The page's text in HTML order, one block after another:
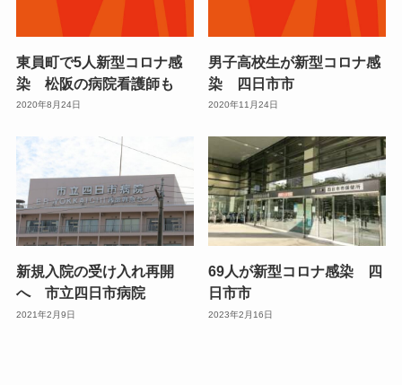
東員町で5人新型コロナ感
染 松阪の病院看護師も
2020年8月24日
男子高校生が新型コロナ感
染 四日市市
2020年11月24日
新規入院の受け入れ再開
へ 市立四日市病院
2021年2月9日
69人が新型コロナ感染 四
日市市
2023年2月16日